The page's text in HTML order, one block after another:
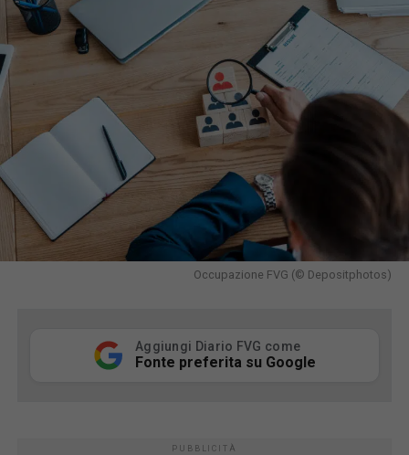
Occupazione FVG (© Depositphotos)
Aggiungi Diario FVG come
Fonte preferita su Google